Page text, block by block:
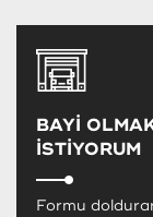
BAYİ
İSTİYORUM
Formu